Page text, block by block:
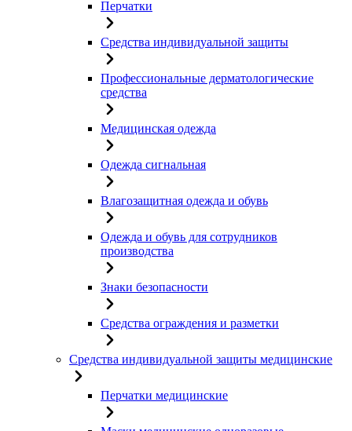
Перчатки
Средства индивидуальной защиты
Профессиональные дерматологические
средства
Медицинская одежда
Одежда сигнальная
Влагозащитная одежда и обувь
Одежда и обувь для сотрудников
производства
Знаки безопасности
Средства ограждения и разметки
Средства индивидуальной защиты медицинские
Перчатки медицинские